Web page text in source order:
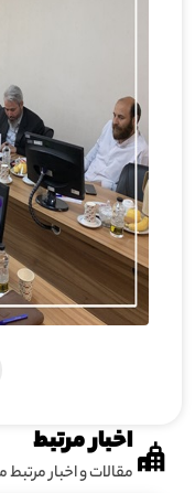
اخبار مرتبط
مقالات و اخبار